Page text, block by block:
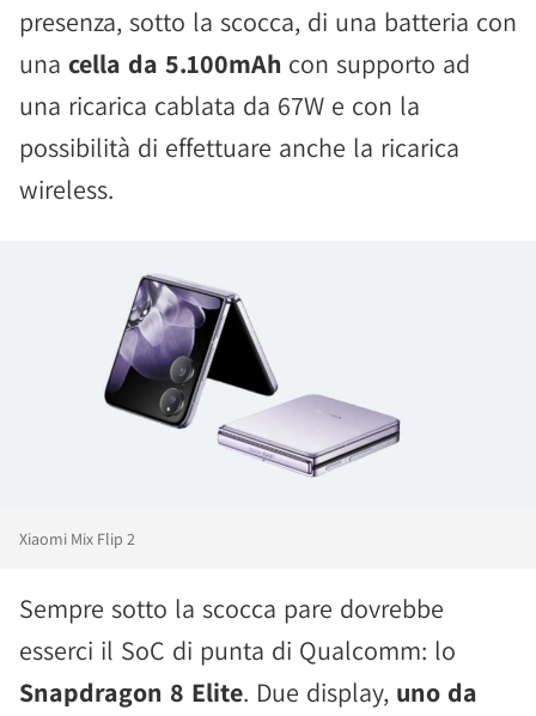
presenza, sotto la scocca, di una batteria con
una cella da 5.100mAh con supporto ad
una ricarica cablata da 67W e con la
possibilità di effettuare anche la ricarica
wireless.
Xiaomi Mix Flip 2
Sempre sotto la scocca pare dovrebbe
esserci il SoC di punta di Qualcomm: lo
Snapdragon 8 Elite. Due display, uno da